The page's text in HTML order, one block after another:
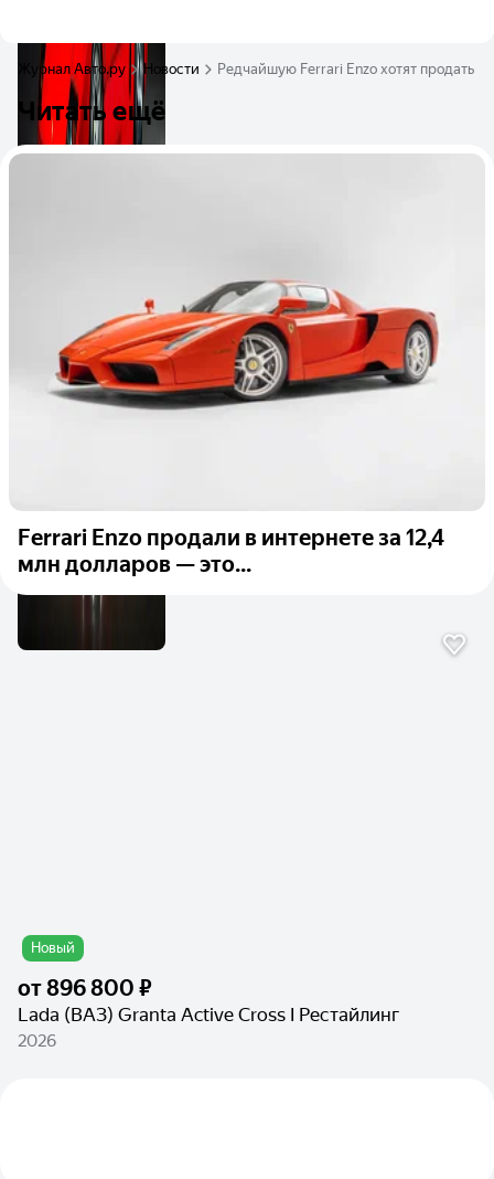
Журнал Авто.ру Новости Редчайшую Ferrari Enzo хотят продать
Читать ещё
Ferrari Enzo продали в интернете за 12,4
млн долларов — это...
Новый
от896 800 ₽
Lada (ВАЗ) Granta Active Cross I Рестайлинг
2026